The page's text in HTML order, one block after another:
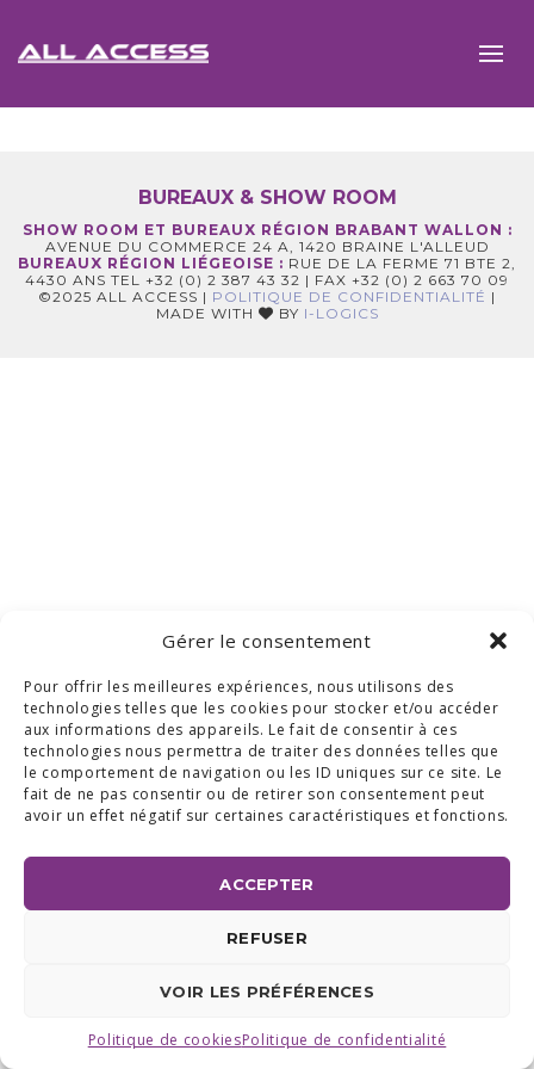
Gérer le consentement
Pour offrir les meilleures expériences, nous utilisons des
technologies telles que les cookies pour stocker et/ou accéder
aux informations des appareils. Le fait de consentir à ces
technologies nous permettra de traiter des données telles que
le comportement de navigation ou les ID uniques sur ce site. Le
fait de ne pas consentir ou de retirer son consentement peut
avoir un effet négatif sur certaines caractéristiques et fonctions.
ACCEPTER
REFUSER
VOIR LES PRÉFÉRENCES
Politique de cookiesPolitique de confidentialité
BUREAUX & SHOW ROOM
SHOW ROOM ET BUREAUX RÉGION BRABANT WALLON :
AVENUE DU COMMERCE 24 A, 1420 BRAINE L'ALLEUD
BUREAUX RÉGION LIÉGEOISE : RUE DE LA FERME 71 BTE 2,
4430 ANS TEL +32 (0) 2 387 43 32 | FAX +32 (0) 2 663 70 09
©2025 ALL ACCESS | POLITIQUE DE CONFIDENTIALITÉ |
MADE WITH
BY I-LOGICS